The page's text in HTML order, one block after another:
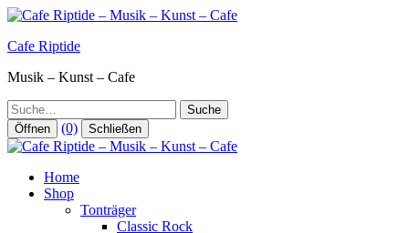
Zum
springen
Cafe Riptide
Musik – Kunst – Cafe
Suche
Öffnen (0) Schließen
Home
Shop
Tonträger
Classic Rock